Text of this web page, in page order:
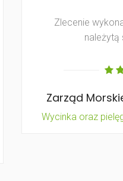
Zlecenie
należytą
Zarząd
Wycinka oraz